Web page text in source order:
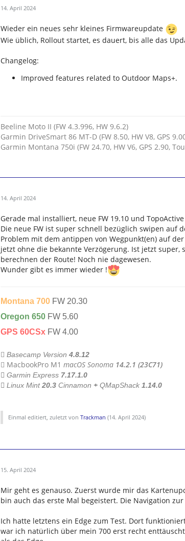
14. April 2024
Wieder ein neues sehr kleines Firmwareupdate
Wie üblich, Rollout startet, es dauert, bis alle das
Changelog:
Improved features related to Outdoor Maps+.
Beeline Moto II (FW 4.3.996, HW 9.6.2)
Garmin DriveSmart 86 MT-D (FW 8.50, HW V8, GPS
Garmin Montana 750i (FW 24.70, HW V6, GPS 2.90,
14. April 2024
Gerade mal installiert, neue FW 19.10 und
Die neue FW ist super schnell bezüglich swipen auf
Problem mit dem antippen von Wegpunkt(en) auf
jetzt ohne die bekannte Verzögerung. Ist jetzt super,
berechnen der Route! Noch nie dagewesen.
Wunder gibt es immer wieder !
Montana 700 FW 20.30
Oregon 650 FW 5.60
GPS 60CSx FW 4.00
 Basecamp Version 4.8.12
 MacbookPro M1 macOS Sonoma 14.2.1 (23C71)
 Garmin Express 7.17.1.0
 Linux Mint20.3 Cinnamon + QMapShack 1.14.0
Einmal editiert, zuletzt von Trackman (14. April 2024)
15. April 2024
Mir geht es genauso. Zuerst wurde mir das
bin auch das erste Mal begeistert. Die Navigation
Ich hatte letztens ein Edge zum Test. Dort
war ich natürlich über mein 700 erst recht